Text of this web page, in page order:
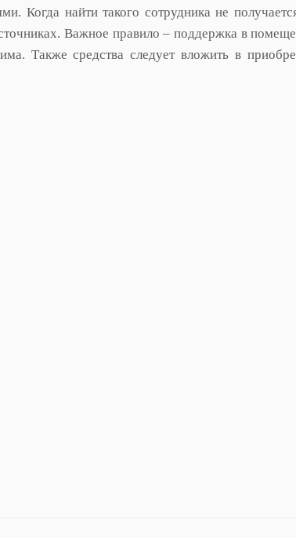
Когда найти такого сотрудника не
Важное правило – поддержка в
Также средства следует вложить в